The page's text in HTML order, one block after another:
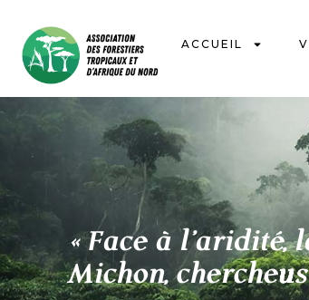
ACCUEIL
« Face à l’aridité,
Michon,